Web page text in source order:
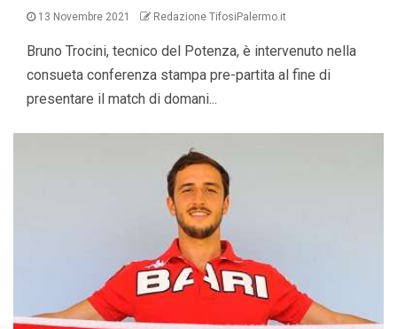
13 Novembre 2021 Redazione TifosiPalermo.it
Bruno Trocini, tecnico del Potenza, è intervenuto nella
consueta conferenza stampa pre-partita al fine di
presentare il match di domani...